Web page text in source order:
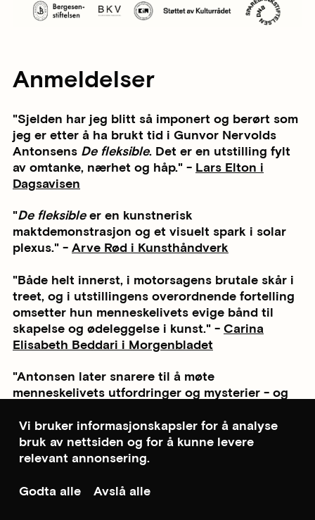
Vi bruker informasjonskapsler for å analyse
bruk av nettsiden og for å kunne levere
relevant annonsering.
Godta alle Avslå alle
Anmeldelser
"Sjelden har jeg blitt så imponert og berørt som
jeg er etter å ha brukt tid i Gunvor Nervolds
Antonsens De fleksible. Det er en utstilling fylt
av omtanke, nærhet og håp." - Lars Elton i
Dagsavisen
"De fleksibleer en kunstnerisk
maktdemonstrasjon og et visuelt spark i solar
plexus." - Arve Rød i Kunsthåndverk
"Både helt innerst, i motorsagens brutale skår i
treet, og i utstillingens overordnende fortelling
omsetter hun menneskelivets evige bånd til
skapelse og ødeleggelse i kunst." - Carina
Elisabeth Beddari i Morgenbladet
"Antonsen later snarere til å møte
menneskelivets utfordringer og mysterier - og
forløp og en større verden - med et åpent,
undrende sinn." -Kåre Bulie i Klassekampen
menneskelige konsekvensene av et